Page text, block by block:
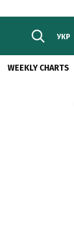
УКР
WEEKLY CHARTS